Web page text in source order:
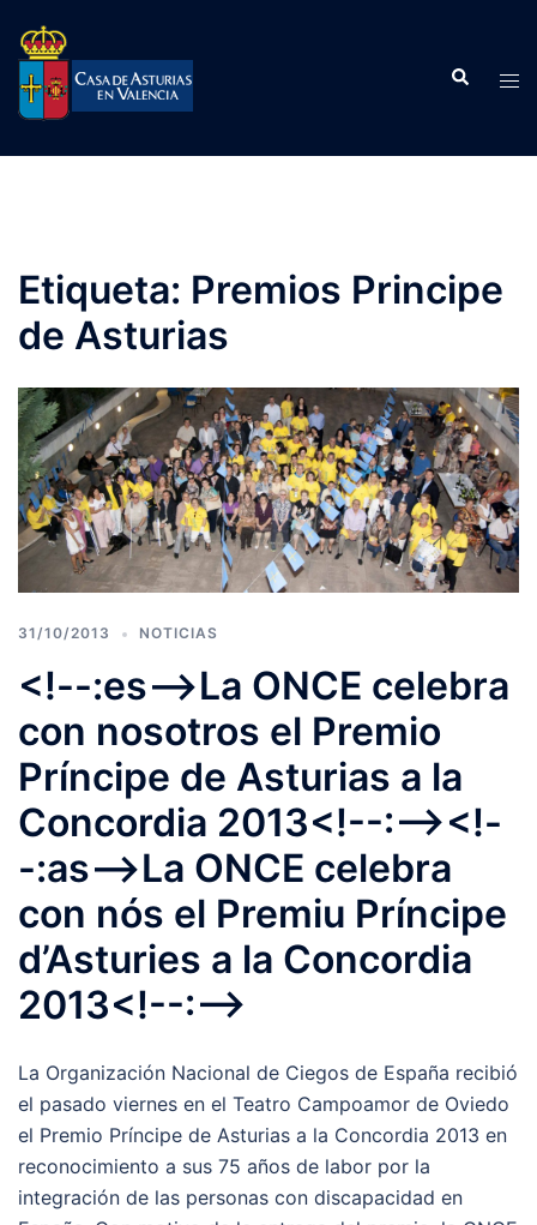
contenido
Buscar
Etiqueta: Premios Principe
de Asturias
31/10/2013 NOTICIAS
<!--:es-->La ONCE celebra
con nosotros el Premio
Príncipe de Asturias a la
Concordia 2013<!--:--><!-
-:as-->La ONCE celebra
con nós el Premiu Príncipe
d’Asturies a la Concordia
2013<!--:-->
La Organización Nacional de Ciegos de España recibió
el pasado viernes en el Teatro Campoamor de Oviedo
el Premio Príncipe de Asturias a la Concordia 2013 en
reconocimiento a sus 75 años de labor por la
integración de las personas con discapacidad en